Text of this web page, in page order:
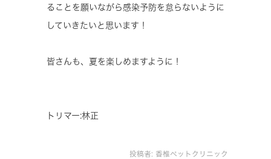
ることを願いながら感染予防を怠らないように
していきたいと思います！
皆さんも、夏を楽しめますように！
トリマー:林正
投稿者: 香椎ペットクリニック